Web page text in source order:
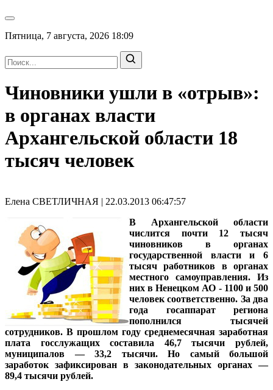
Пятница, 7 августа, 2026 18:09
Чиновники ушли в «отрыв»:
в органах власти
Архангельской области 18
тысяч человек
Елена СВЕТЛИЧНАЯ | 22.03.2013 06:47:57
В Архангельской области
числится почти 12 тысяч
чиновников в органах
государственной власти и 6
тысяч работников в органах
местного самоуправления. Из
них в Ненецком АО - 1100 и 500
человек соответственно. За два
года госаппарат региона
пополнился тысячей
сотрудников. В прошлом году среднемесячная заработная
плата госслужащих составила 46,7 тысячи рублей,
муниципалов — 33,2 тысячи. Но самый большой
заработок зафиксирован в законодательных органах —
89,4 тысячи рублей.